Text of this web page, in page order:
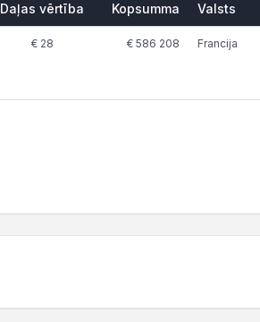
Daļas vērtība Kopsumma Valsts
€ 28 € 586 208 Francija